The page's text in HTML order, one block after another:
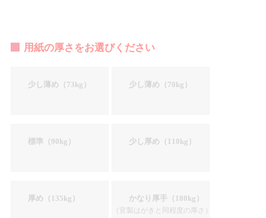
用紙の厚さをお選びください
少し薄め（73kg） 少し薄め（70kg）
標準（90kg） 少し厚め（110kg）
厚め（135kg） かなり厚手（180kg）
（官製はがきと同程度の厚さ）